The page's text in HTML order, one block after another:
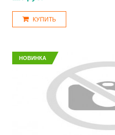
КУПИТЬ
НОВИНКА